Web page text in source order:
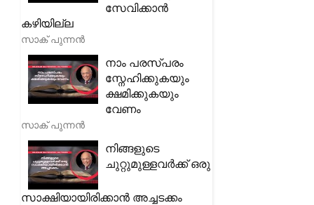
സേവിക്കാൻ
കഴിയില്ല
സാക് പുന്നൻ
നാം പരസ്പരം
സ്നേഹിക്കുകയും
ക്ഷമിക്കുകയും
വേണം
സാക് പുന്നൻ
നിങ്ങളുടെ
ചുറ്റുമുള്ളവർക്ക് ഒരു
സാക്ഷിയായിരിക്കാൻ അച്ചടക്കം